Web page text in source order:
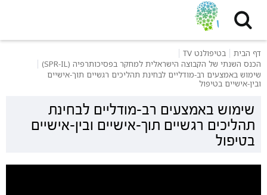
דף הבית
בטיפולנט TV
הכנס השנתי של הקבוצה הישראלית למחקר בפסיכותרפיה (SPR-IL)
שימוש באמצעים רב-מודליים לבחינת תהליכים רגשיים תוך-אישיים
ובין-אישיים בטיפול
שימוש באמצעים רב-מודליים לבחינת
תהליכים רגשיים תוך-אישיים ובין-אישיים
בטיפול